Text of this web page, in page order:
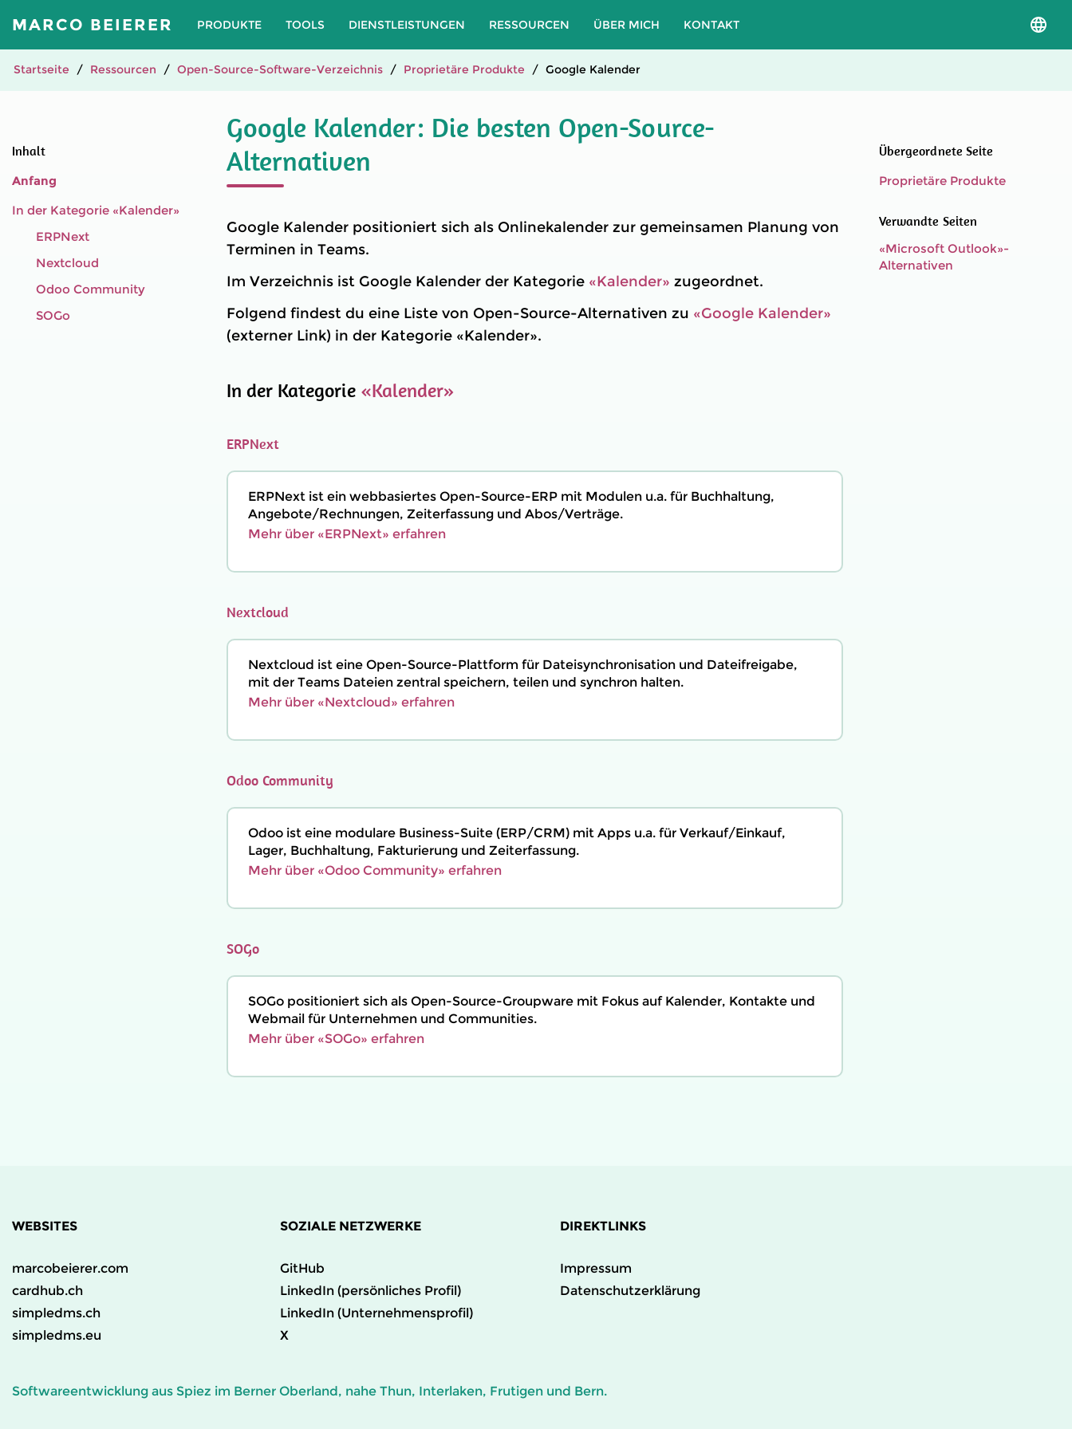
MARCO BEIERER PRODUKTE TOOLS DIENSTLEISTUNGEN RESSOURCEN ÜBER MICH KONTAKT
Startseite Ressourcen Open-Source-Software-Verzeichnis Proprietäre Produkte Google Kalender
Inhalt
Anfang
In der Kategorie «Kalender»
ERPNext
Nextcloud
Odoo Community
SOGo
Google Kalender: Die besten Open-Source-
Alternativen
Google Kalender positioniert sich als Onlinekalender zur gemeinsamen Planung von
Terminen in Teams.
Im Verzeichnis ist Google Kalender der Kategorie «Kalender» zugeordnet.
Folgend findest du eine Liste von Open-Source-Alternativen zu «Google Kalender»
(externer Link) in der Kategorie «Kalender».
In der Kategorie «Kalender»
ERPNext
ERPNext ist ein webbasiertes Open-Source-ERP mit Modulen u.a. für Buchhaltung,
Angebote/Rechnungen, Zeiterfassung und Abos/Verträge.
Mehr über «ERPNext» erfahren
Nextcloud
Nextcloud ist eine Open-Source-Plattform für Dateisynchronisation und Dateifreigabe,
mit der Teams Dateien zentral speichern, teilen und synchron halten.
Mehr über «Nextcloud» erfahren
Odoo Community
Odoo ist eine modulare Business-Suite (ERP/CRM) mit Apps u.a. für Verkauf/Einkauf,
Lager, Buchhaltung, Fakturierung und Zeiterfassung.
Mehr über «Odoo Community» erfahren
SOGo
SOGo positioniert sich als Open-Source-Groupware mit Fokus auf Kalender, Kontakte und
Webmail für Unternehmen und Communities.
Mehr über «SOGo» erfahren
Übergeordnete Seite
Proprietäre Produkte
Verwandte Seiten
«Microsoft Outlook»-
Alternativen
WEBSITES
marcobeierer.com
cardhub.ch
simpledms.ch
simpledms.eu
SOZIALE NETZWERKE
GitHub
LinkedIn (persönliches Profil)
LinkedIn (Unternehmensprofil)
X
DIREKTLINKS
Impressum
Datenschutzerklärung
Softwareentwicklung aus Spiez im Berner Oberland, nahe Thun, Interlaken, Frutigen und Bern.